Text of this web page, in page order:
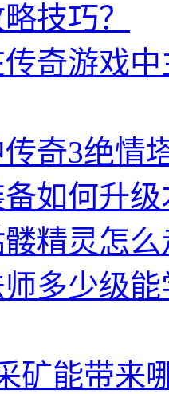
技巧？
奇游戏
奇3绝情
如何升
精灵怎
多少级
矿能带来